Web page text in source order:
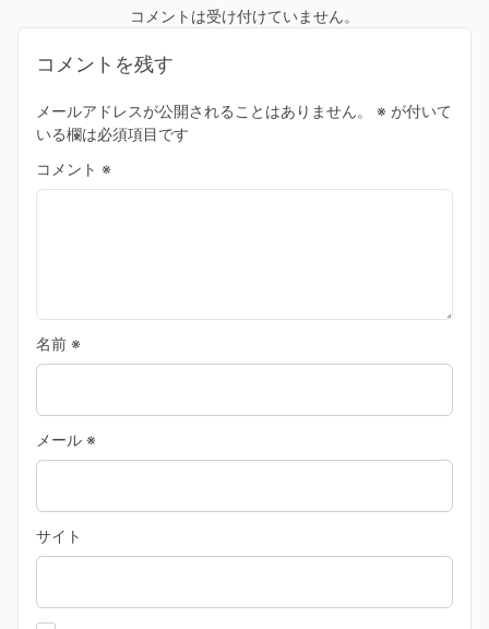
コメントは受け付けていません。
コメントを残す
メールアドレスが公開されることはありません。 ※ が付いて
いる欄は必須項目です
コメント ※
名前 ※
メール ※
サイト